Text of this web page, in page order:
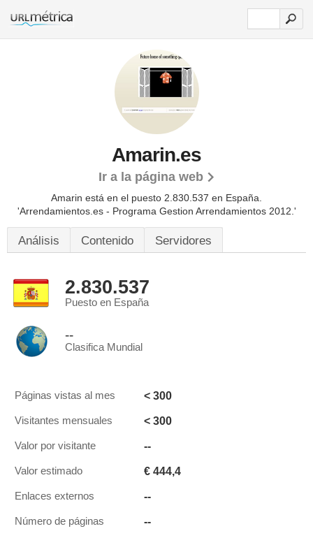
Amarin.es
Ir a la página web
Amarin está en el puesto 2.830.537 en España.
'Arrendamientos.es - Programa Gestion Arrendamientos 2012.'
Análisis Contenido Servidores
2.830.537
Puesto en España
--
Clasifica Mundial
Páginas vistas al mes < 300
Visitantes mensuales < 300
Valor por visitante --
Valor estimado € 444,4
Enlaces externos --
Número de páginas --